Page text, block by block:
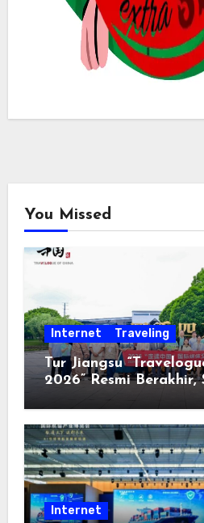
You Missed
Internet Traveling
Tur Jiangsu
2026” Resmi
Keterbukaan, dan
Internet